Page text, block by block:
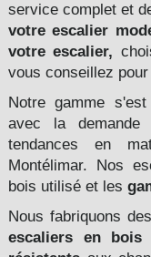
service complet et
votre escalier
votre escalier,
vous conseillez
Notre gamme
avec la
tendances en
Montélimar. Nos
bois utilisé et les
Nous fabriquons des
escaliers en bois